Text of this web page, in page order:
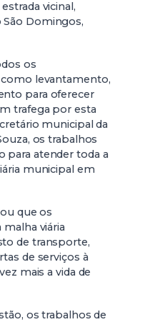
vicinal,
Domingos,
os
levantamento,
para oferecer
trafega por esta
municipal da
os trabalhos
para atender toda a
municipal em
que os
viária
de transporte,
de serviços à
mais a vida de
os trabalhos de